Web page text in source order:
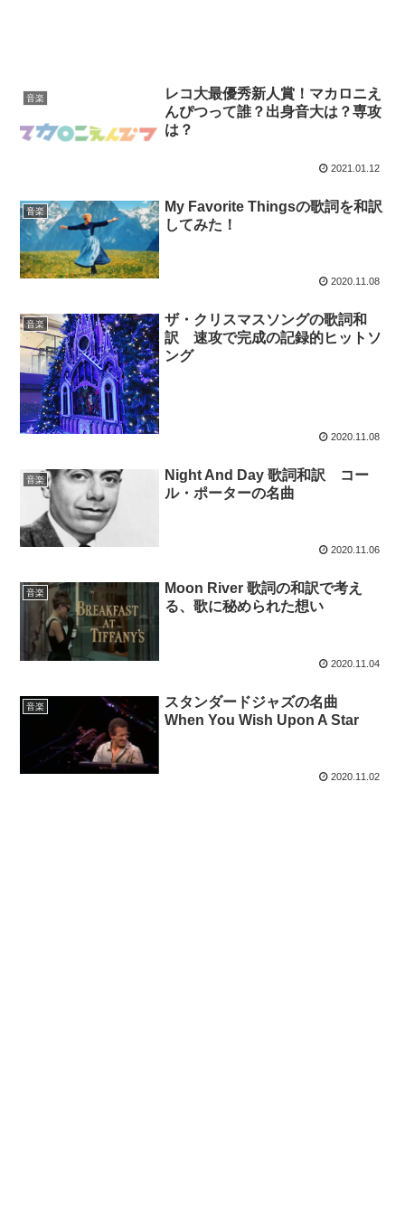
音楽
レコ大最優秀新人賞！マカロニえ
んぴつって誰？出身音大は？専攻
は？
2021.01.12
音楽
My Favorite Thingsの歌詞を和訳
してみた！
2020.11.08
音楽
ザ・クリスマスソングの歌詞和
訳 速攻で完成の記録的ヒットソ
ング
2020.11.08
音楽
Night And Day 歌詞和訳 コー
ル・ポーターの名曲
2020.11.06
音楽
Moon River 歌詞の和訳で考え
る、歌に秘められた想い
2020.11.04
音楽
スタンダードジャズの名曲
When You Wish Upon A Star
2020.11.02